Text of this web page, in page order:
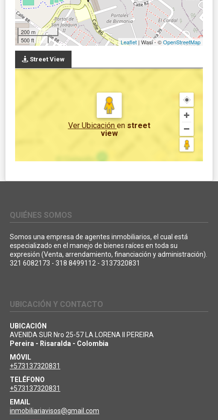
200 m
500 ft
Leaflet | Wasi - ©OpenStreetMap
Street View
Ver Ubicación en street
view
QUIÉNES SOMOS
Somos una empresa de agentes inmobiliarios, el cual está
especializado en el manejo de bienes raíces en toda su
expresión (Venta, arrendamiento, financiación y administración).
321 6082173 - 318 8499112 - 3137320831
UBICACIÓN Y CONTACTO
UBICACIÓN
AVENIDA SUR Nro 25-57 LA LORENA II PEREIRA
Pereira - Risaralda - Colombia
MÓVIL
+573137320831
TELÉFONO
+573137320831
EMAIL
inmobiliariavisos@gmail.com